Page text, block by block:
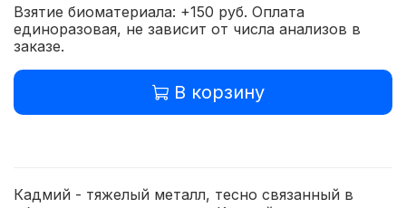
Взятие биоматериала: +150 руб. Оплата
единоразовая, не зависит от числа анализов в
заказе.
В корзину
Кадмий - тяжелый металл, тесно связанный в